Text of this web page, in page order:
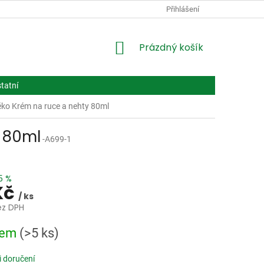
VPOIS
Přihlášení
NÁKUPNÍ
Prázdný košík
Krém na ruce a nehty 80ml
-A699-1
%
/ ks
DPH
(>5 ks)
doručení